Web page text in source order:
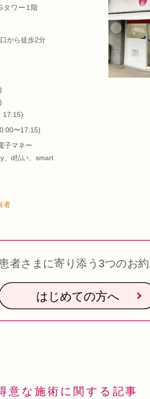
タワー1階
から徒歩2分
17:15)
〜17:15)
子マネー
、d払い、smart
者
患者さまに寄り添う3つのお
はじめての方へ
意な施術に関する記事